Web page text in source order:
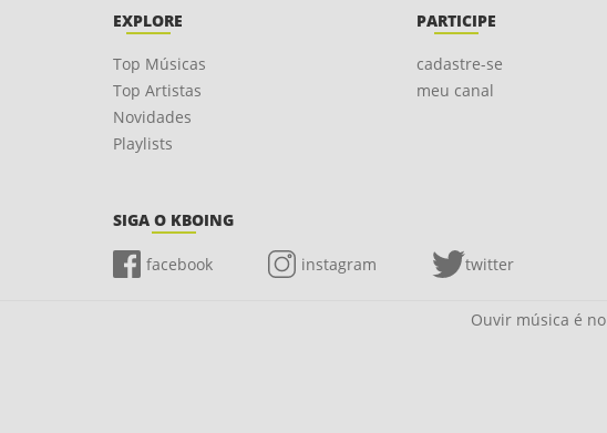
EXPLORE
Top Músicas
Top Artistas
Novidades
Playlists
PARTICIPE
cadastre-se
meu canal
SIGA O KBOING
facebook instagram twitter
Ouvir música é no